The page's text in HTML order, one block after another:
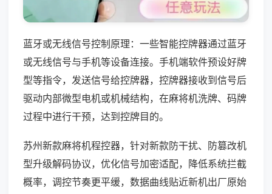
蓝牙或无线信号控制原理：一些智能控牌器通过蓝牙
或无线信号与手机等设备连接。手机端软件预设好牌
型等指令，发送信号给控牌器，控牌器接收到信号后
驱动内部微型电机或机械结构，在麻将机洗牌、码牌
过程中进行干预，达到控牌目的。
苏州新款麻将机程控器，针对新款防干扰、防篡改机
型升级解码协议，优化信号加密适配，降低系统拦截
概率，调控节奏更平缓，数据曲线贴近新机出厂原始